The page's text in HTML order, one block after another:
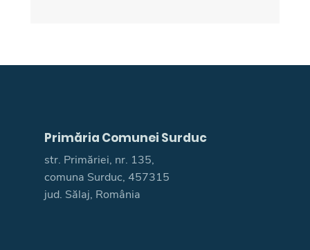
Primăria Comunei Surduc
str. Primăriei, nr. 135,
comuna Surduc, 457315
jud. Sălaj, România